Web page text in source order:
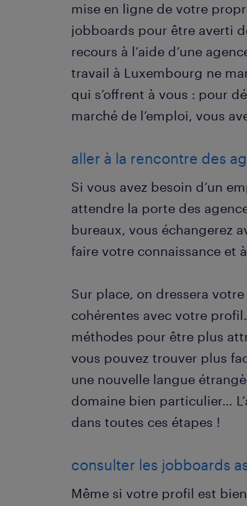
mise en ligne de votre
jobboards pour être averti
recours à l’aide d’une
travail à Luxembourg ne
qui s’offrent à vous : pour
marché de l’emploi, vous
aller à la rencontre des
Si vous avez besoin d’un
attendre la porte des
bureaux, vous échangerez
faire votre connaissance et
Sur place, on dressera
cohérentes avec votre
méthodes pour être plus
vous pouvez trouver plus
une nouvelle langue
domaine bien particulier…
dans toutes ces étapes !
consulter les jobboards
Même si votre profil est